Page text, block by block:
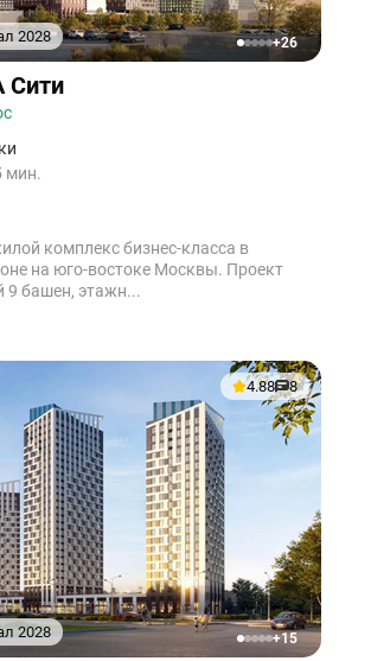
2028
12345+26
мин.
комплекс бизнес-класса в
на юго-востоке Москвы. Проект
9 башен, этажн...
2028
4.88 8
12345+15